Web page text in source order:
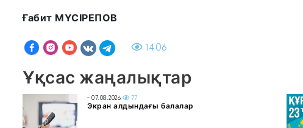
Ғабит МҮСІРЕПОВ
1406
Ұқсас жаңалықтар
- 07.08.2026 77
Экран алдындағы балалар